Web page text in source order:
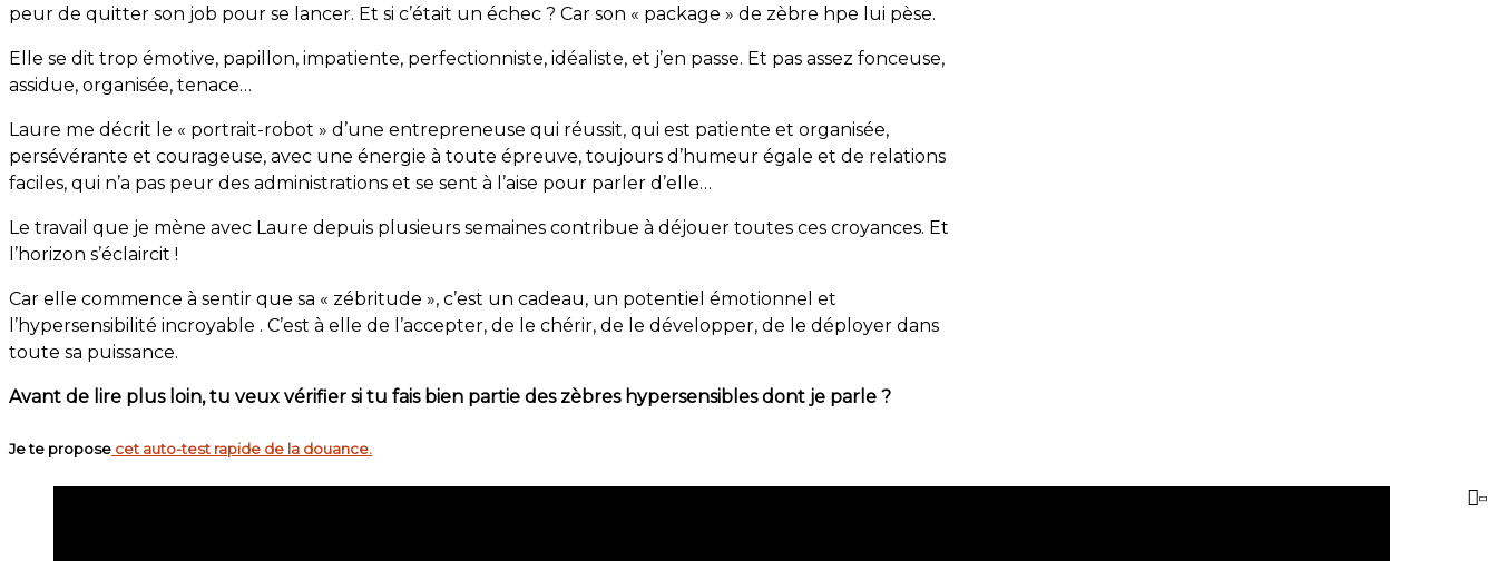
peur de quitter son job pour se lancer. Et si c’était un échec ? Car son « package » de zèbre hpe lui pèse.
Elle se dit trop émotive, papillon, impatiente, perfectionniste, idéaliste, et j’en passe. Et pas assez fonceuse,
assidue, organisée, tenace…
Laure me décrit le « portrait-robot » d’une entrepreneuse qui réussit, qui est patiente et organisée,
persévérante et courageuse, avec une énergie à toute épreuve, toujours d’humeur égale et de relations
faciles, qui n’a pas peur des administrations et se sent à l’aise pour parler d’elle…
Le travail que je mène avec Laure depuis plusieurs semaines contribue à déjouer toutes ces croyances. Et
l’horizon s’éclaircit !
Car elle commence à sentir que sa « zébritude », c’est un cadeau, un potentiel émotionnel et
l’hypersensibilité incroyable . C’est à elle de l’accepter, de le chérir, de le développer, de le déployer dans
toute sa puissance.
Avant de lire plus loin, tu veux vérifier si tu fais bien partie des zèbres hypersensibles dont je parle ?
Je te propose cet auto-test rapide de la douance.